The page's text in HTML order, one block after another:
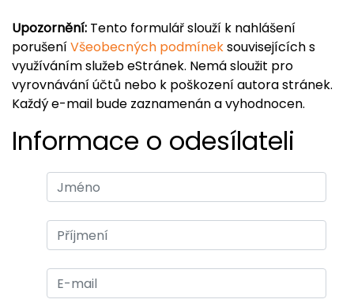
Upozornění: Tento formulář slouží k nahlášení
porušeníVšeobecných podmíneksouvisejících s
využíváním služeb eStránek. Nemá sloužit pro
vyrovnávání účtů nebo k poškození autora stránek.
Každý e-mail bude zaznamenán a vyhodnocen.
Informace o odesílateli